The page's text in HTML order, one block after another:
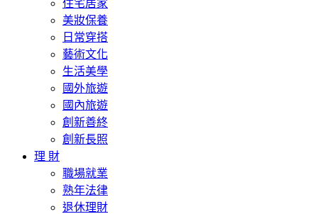
住宅居家
美妝保養
日常穿搭
藝術文化
生活美學
國外旅遊
國內旅遊
創新善終
創新長照
理 財
職場就業
熟年法律
退休理財